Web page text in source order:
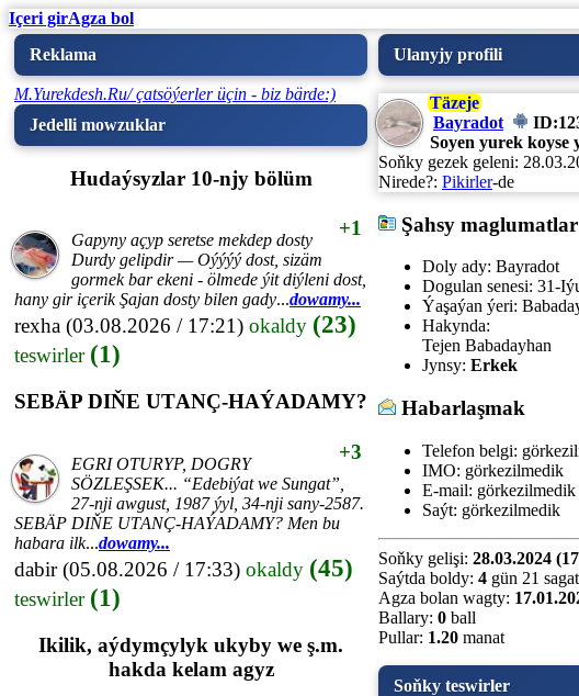
Içeri girAgza bol
Reklama
M.Yurekdesh.Ru/ çatsöýerler üçin - biz bärde:)
Jedelli mowzuklar
Hudaýsyzlar 10-njy bölüm
+1
Gapyny açyp seretse mekdep dosty
Durdy gelipdir — Oýýýý dost, sizäm
gormek bar ekeni - ölmede ýit diýleni dost,
hany gir içerik Şajan dosty bilen gady...dowamy...
rexha (03.08.2026 / 17:21) okaldy (23)
teswirler (1)
SEBÄP DIŇE UTАNÇ-HАÝADАMY?
+3
EGRI ОTURYP, DОGRY
SÖZLEŞSEK... “Edebiýat we Sungаt”,
27-nji аwgust, 1987 ýyl, 34-nji sаny-2587.
SEBÄP DIŇE UTАNÇ-HАÝADАMY? Men bu
hаbаrа ilk...dowamy...
dabir(05.08.2026 / 17:33) okaldy (45)
teswirler (1)
Ikilik, aýdymçylyk ukyby we ş.m.
hakda kelam agyz
Ulanyjy profili
Täzeje
Bayradot
Soyen yurek koyse
Soňky gezek geleni:
Nirede?: Pikirler-de
Şahsy maglumatlar
Doly ady: Bayradot
Dogulan senesi: 31-
Ýaşaýan ýeri:
Hakynda:
Tejen Babadayhan
Jynsy: Erkek
Habarlaşmak
Telefon belgi:
IMO: görkezilmedik
E-mail: görkezilmedik
Saýt: görkezilmedik
Soňky gelişi: 28.03.2024
Saýtda boldy: 4 gün 21
Agza bolan wagty:
Ballary: 0 ball
Pullar: 1.20 manat
Soňky teswirler